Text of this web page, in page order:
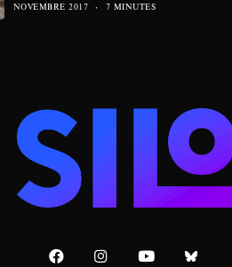
NOVEMBRE 2017 7 MINUTES